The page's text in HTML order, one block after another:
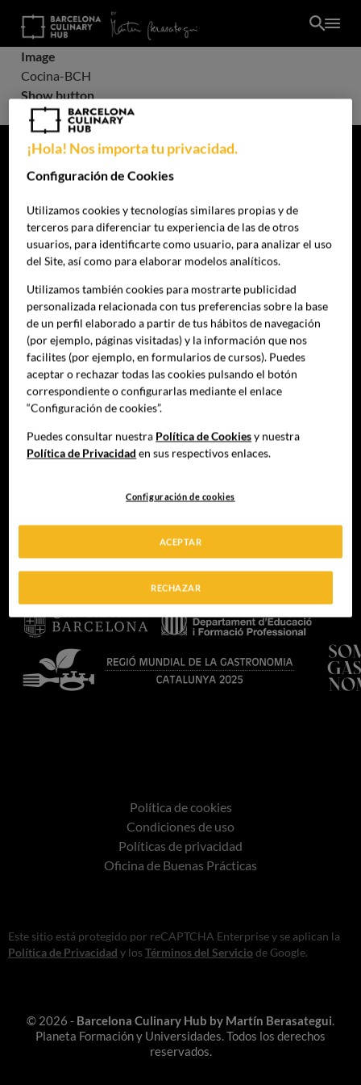
contenido
principal
ES
Image
Cocina-BCH
Show button
Off
Programas
Grado
Formación Profesional
Blog
Noticias
Política de cookies
Condiciones de uso
Políticas de privacidad
Oficina de Buenas Prácticas
Este sitio está protegido por reCAPTCHA Enterprise y se aplican la
Política de Privacidad y losTérminos del Serviciode Google.
© 2026 - Barcelona Culinary Hub by Martín Berasategui.
Planeta Formación y Universidades. Todos los derechos
reservados.
¡Hola! Nos importa tu privacidad.
Configuración de Cookies
Utilizamos cookies y tecnologías similares propias y de
terceros para diferenciar tu experiencia de las de otros
usuarios, para identificarte como usuario, para analizar el uso
del Site, así como para elaborar modelos analíticos.
Utilizamos también cookies para mostrarte publicidad
personalizada relacionada con tus preferencias sobre la base
de un perfil elaborado a partir de tus hábitos de navegación
(por ejemplo, páginas visitadas) y la información que nos
facilites (por ejemplo, en formularios de cursos). Puedes
aceptar o rechazar todas las cookies pulsando el botón
correspondiente o configurarlas mediante el enlace
“Configuración de cookies”.
Puedes consultar nuestra Política de Cookiesy nuestra
Política de Privacidad en sus respectivos enlaces.
Configuración de cookies
RECHAZAR
ACEPTAR